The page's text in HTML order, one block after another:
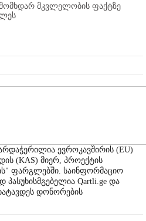
მკვლელობის ფაქტზე
ევროკავშირის (EU)
(KAS) მიერ, პროექტის
ფარგლებში. საინფორმაციო
პასუხისმგებელია Qartli.ge და
დონორების